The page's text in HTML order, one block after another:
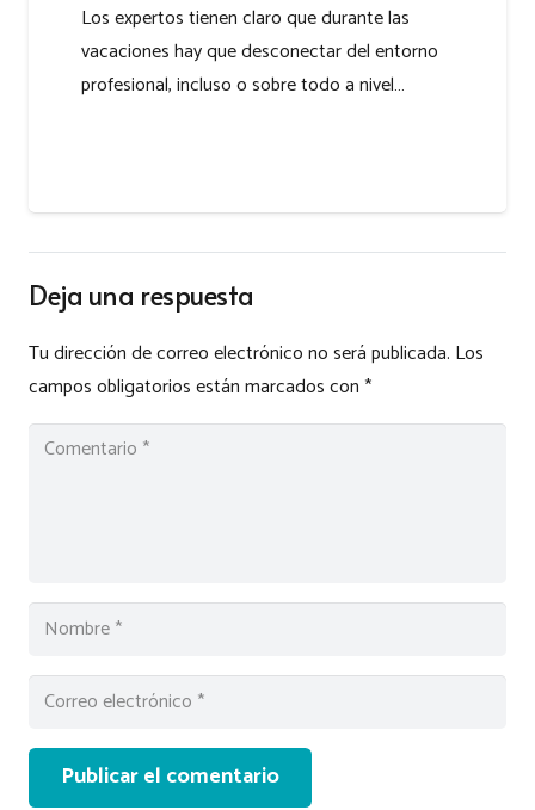
Los expertos tienen claro que durante las
vacaciones hay que desconectar del entorno
profesional, incluso o sobre todo a nivel…
Deja una respuesta
Tu dirección de correo electrónico no será publicada. Los
campos obligatorios están marcados con*
Publicar el comentario